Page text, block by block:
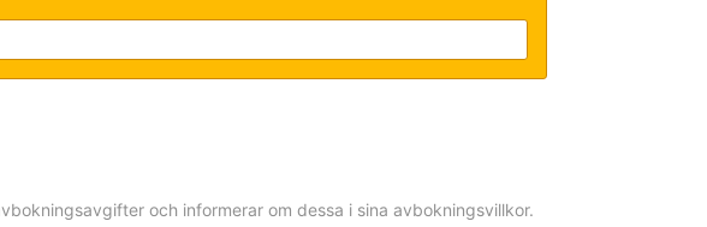
och informerar om dessa i sina avbokningsvillkor.